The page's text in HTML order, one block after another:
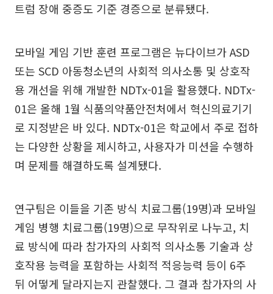
트럼 장애 중증도 기준 경증으로 분류됐다.
모바일 게임 기반 훈련 프로그램은 뉴다이브가 ASD
또는 SCD 아동청소년의 사회적 의사소통 및 상호작
용 개선을 위해 개발한 NDTx-01을 활용했다. NDTx-
01은 올해 1월 식품의약품안전처에서 혁신의료기기
로 지정받은 바 있다. NDTx-01은 학교에서 주로 접하
는 다양한 상황을 제시하고, 사용자가 미션을 수행하
며 문제를 해결하도록 설계됐다.
연구팀은 이들을 기존 방식 치료그룹(19명)과 모바일
게임 병행 치료그룹(19명)으로 무작위로 나누고, 치
료 방식에 따라 참가자의 사회적 의사소통 기술과 상
호작용 능력을 포함하는 사회적 적응능력 등이 6주
뒤 어떻게 달라지는지 관찰했다. 그 결과 참가자의 사